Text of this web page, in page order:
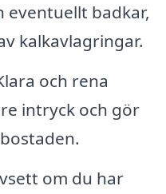
eventuellt badkar,
kalkavlagringar.
och rena
intryck och gör
om du har